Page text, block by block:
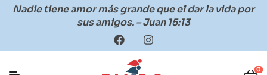
Nadie tiene amor más grande que el dar la vida por
sus amigos. – Juan 15:13
0